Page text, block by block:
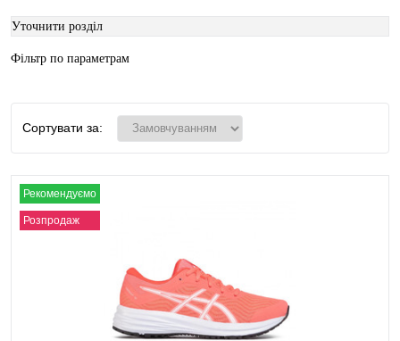
Уточнити розділ
Фільтр по параметрам
Сортувати за:
Рекомендуємо
Розпродаж